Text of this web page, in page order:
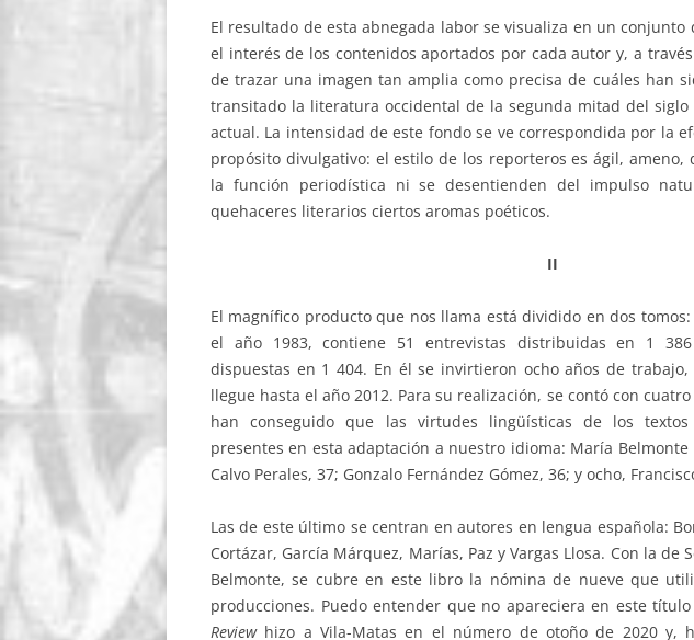
El resultado de esta abnegada labor se visualiza en un conjunto
el interés de los contenidos aportados por cada autor y, a
de trazar una imagen tan amplia como precisa de cuáles han
transitado la literatura occidental de la segunda mitad del siglo
actual. La intensidad de este fondo se ve correspondida por la
propósito divulgativo: el estilo de los reporteros es ágil,
la función periodística ni se desentienden del impulso
quehaceres literarios ciertos aromas poéticos.
II
El magnífico producto que nos llama está dividido en dos
el año 1983, contiene 51 entrevistas distribuidas en 1
dispuestas en 1 404. En él se invirtieron ocho años de
llegue hasta el año 2012. Para su realización, se contó con
han conseguido que las virtudes lingüísticas de los textos
presentes en esta adaptación a nuestro idioma: María Belmonte
Calvo Perales, 37; Gonzalo Fernández Gómez, 36; y ocho,
Las de este último se centran en autores en lengua española:
Cortázar, García Márquez, Marías, Paz y Vargas Llosa. Con la
Belmonte, se cubre en este libro la nómina de nueve que
producciones. Puedo entender que no apareciera en este
Reviewhizo a Vila-Matas en el número de otoño de 2020 y,